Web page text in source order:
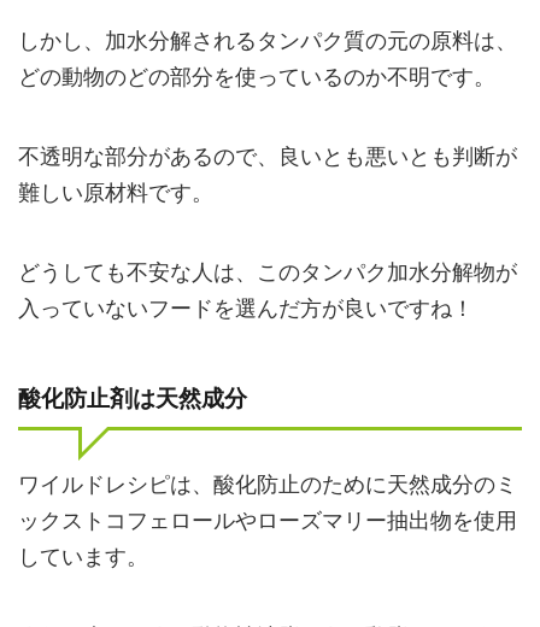
しかし、加水分解されるタンパク質の元の原料は、
どの動物のどの部分を使っているのか不明です。
不透明な部分があるので、良いとも悪いとも判断が
難しい原材料です。
どうしても不安な人は、このタンパク加水分解物が
入っていないフードを選んだ方が良いですね！
酸化防止剤は天然成分
ワイルドレシピは、酸化防止のために天然成分のミ
ックストコフェロールやローズマリー抽出物を使用
しています。